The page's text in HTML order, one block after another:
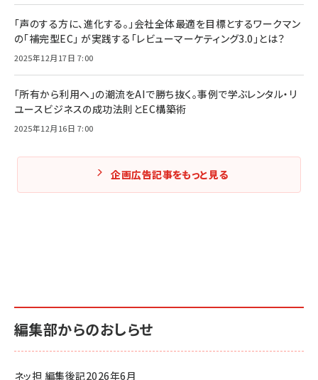
「声のする方に、進化する。」会社全体最適を目標とするワークマン
の「補完型EC」 が実践する「レビューマーケティング3.0」とは？
2025年12月17日 7:00
「所有から利用へ」の潮流をAIで勝ち抜く。事例で学ぶレンタル・リ
ユースビジネスの成功法則とEC構築術
2025年12月16日 7:00
企画広告記事をもっと見る
編集部からのおしらせ
ネッ担 編集後記2026年6月